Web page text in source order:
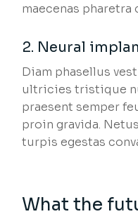
maecenas pharetra
2. Neural
Diam phasellus
ultricies tristique
praesent semper
proin gravida.
turpis egestas
What the